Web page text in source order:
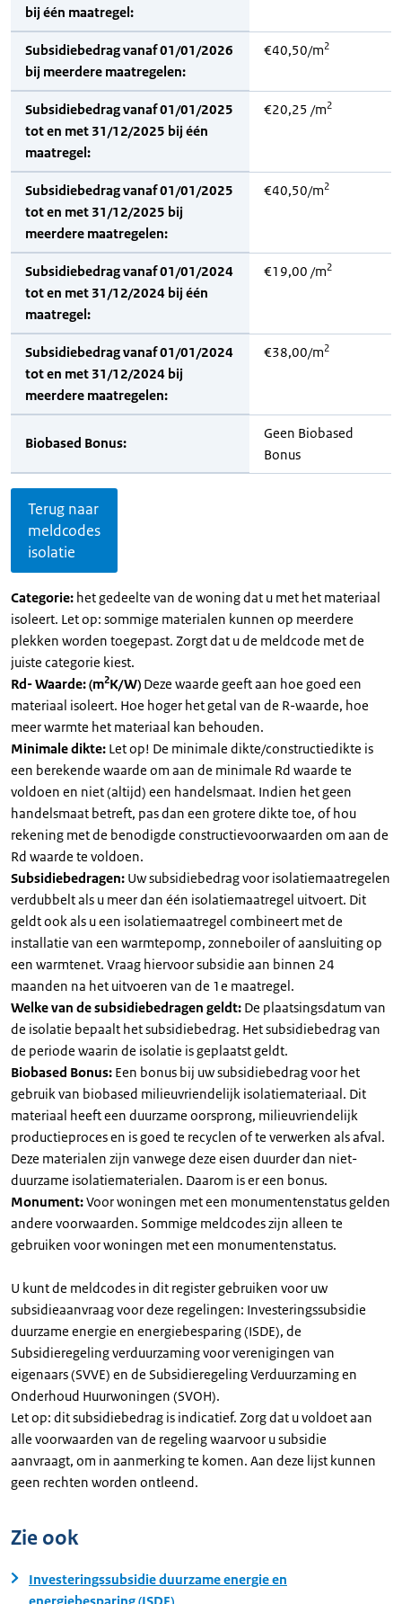
bij één maatregel:
Subsidiebedrag vanaf 01/01/2026
bij meerdere maatregelen:
€40,50/m2
Subsidiebedrag vanaf 01/01/2025
tot en met 31/12/2025 bij één
maatregel:
€20,25 /m2
Subsidiebedrag vanaf 01/01/2025
tot en met 31/12/2025 bij
meerdere maatregelen:
€40,50/m2
Subsidiebedrag vanaf 01/01/2024
tot en met 31/12/2024 bij één
maatregel:
€19,00 /m2
Subsidiebedrag vanaf 01/01/2024
tot en met 31/12/2024 bij
meerdere maatregelen:
€38,00/m2
Biobased Bonus:
Geen Biobased
Bonus
Terug naar
meldcodes
isolatie
Categorie: het gedeelte van de woning dat u met het materiaal
isoleert. Let op: sommige materialen kunnen op meerdere
plekken worden toegepast. Zorgt dat u de meldcode met de
juiste categorie kiest.
Rd- Waarde: (m2K/W) Deze waarde geeft aan hoe goed een
materiaal isoleert. Hoe hoger het getal van de R-waarde, hoe
meer warmte het materiaal kan behouden.
Minimale dikte: Let op! De minimale dikte/constructiedikte is
een berekende waarde om aan de minimale Rd waarde te
voldoen en niet (altijd) een handelsmaat. Indien het geen
handelsmaat betreft, pas dan een grotere dikte toe, of hou
rekening met de benodigde constructievoorwaarden om aan de
Rd waarde te voldoen.
Subsidiebedragen: Uw subsidiebedrag voor isolatiemaatregelen
verdubbelt als u meer dan één isolatiemaatregel uitvoert. Dit
geldt ook als u een isolatiemaatregel combineert met de
installatie van een warmtepomp, zonneboiler of aansluiting op
een warmtenet. Vraag hiervoor subsidie aan binnen 24
maanden na het uitvoeren van de 1e maatregel.
Welke van de subsidiebedragen geldt: De plaatsingsdatum van
de isolatie bepaalt het subsidiebedrag. Het subsidiebedrag van
de periode waarin de isolatie is geplaatst geldt.
Biobased Bonus: Een bonus bij uw subsidiebedrag voor het
gebruik van biobased milieuvriendelijk isolatiemateriaal. Dit
materiaal heeft een duurzame oorsprong, milieuvriendelijk
productieproces en is goed te recyclen of te verwerken als afval.
Deze materialen zijn vanwege deze eisen duurder dan niet-
duurzame isolatiematerialen. Daarom is er een bonus.
Monument:Voor woningen met een monumentenstatus gelden
andere voorwaarden. Sommige meldcodes zijn alleen te
gebruiken voor woningen met een monumentenstatus.
U kunt de meldcodes in dit register gebruiken voor uw
subsidieaanvraag voor deze regelingen: Investeringssubsidie
duurzame energie en energiebesparing (ISDE), de
Subsidieregeling verduurzaming voor verenigingen van
eigenaars (SVVE) en de Subsidieregeling Verduurzaming en
Onderhoud Huurwoningen (SVOH).
Let op: dit subsidiebedrag is indicatief. Zorg dat u voldoet aan
alle voorwaarden van de regeling waarvoor u subsidie
aanvraagt, om in aanmerking te komen. Aan deze lijst kunnen
geen rechten worden ontleend.
Zie ook
Investeringssubsidie duurzame energie en